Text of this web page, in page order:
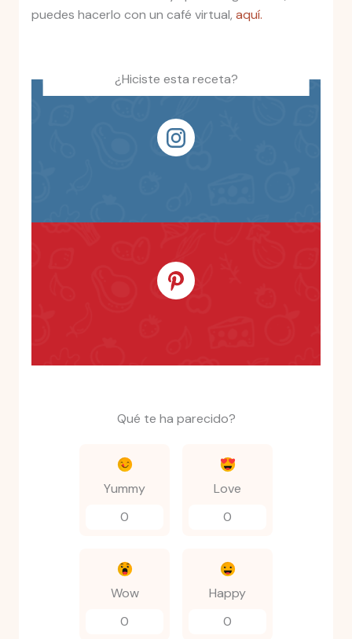
puedes hacerlo con un café virtual, aquí.
¿Hiciste esta receta?
Qué te ha parecido?
Yummy
0
Love
0
Wow
0
Happy
0